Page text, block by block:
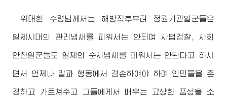
위대한 수령님께서는 해방직후부터 정권기관일군들은
일제시대의 관리냄새를 피워서는 안되며 사법검찰, 사회
안전일군들도 일제의 순사냄새를 피워서는 안된다고 하시
면서 언제나 말과 행동에서 겸손하여야 하며 인민들을 존
경하고 가르쳐주고 그들에게서 배우는 고상한 품성을 소